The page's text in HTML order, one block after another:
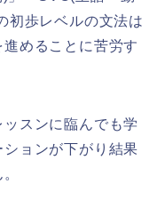
初歩レベルの文法は
めることに苦労す
スンに臨んでも学
ョンが下がり結果